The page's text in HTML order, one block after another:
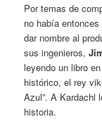
Por temas de
no había
dar nombre al
sus ingenieros,
leyendo un libro
histórico, el rey
Azul”. A Kardachl
historia.